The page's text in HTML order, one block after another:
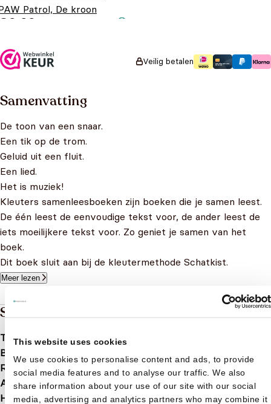
This website uses cookies
We use cookies to personalise content and ads, to provide
social media features and to analyse our traffic. We also
share information about your use of our site with our social
media, advertising and analytics partners who may combine it
Patrol, De kroon
9,99
Veilig betalen
Samenvatting
De toon van een snaar.
Een tik op de trom.
Geluid uit een fluit.
Een lied.
Het is muziek!
Kleuters samenleesboeken zijn boeken die je samen leest.
De één leest de eenvoudige tekst voor, de ander leest de
iets moeilijkere tekst voor. Zo geniet je samen van het
boek.
Dit boek sluit aan bij de kleutermethode Schatkist.
Meer lezen
Specificaties
Taalnl
Bindwijze
Releasedatum
2015-12-23
Aantal pagina's24
Hoofdauteur